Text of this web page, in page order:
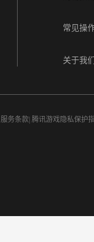
常见操
关于我
服务条款 腾讯游戏隐私保护